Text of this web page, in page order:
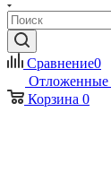
Сравнение0
Отложенные
Корзина 0